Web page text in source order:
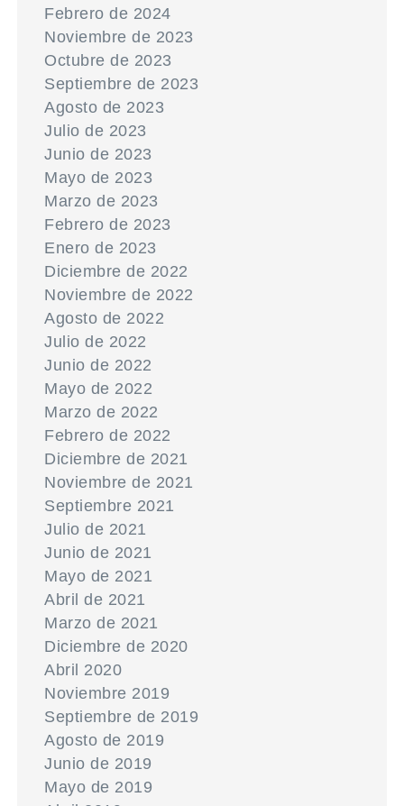
Febrero de 2024
Noviembre de 2023
Octubre de 2023
Septiembre de 2023
Agosto de 2023
Julio de 2023
Junio de 2023
Mayo de 2023
Marzo de 2023
Febrero de 2023
Enero de 2023
Diciembre de 2022
Noviembre de 2022
Agosto de 2022
Julio de 2022
Junio de 2022
Mayo de 2022
Marzo de 2022
Febrero de 2022
Diciembre de 2021
Noviembre de 2021
Septiembre 2021
Julio de 2021
Junio de 2021
Mayo de 2021
Abril de 2021
Marzo de 2021
Diciembre de 2020
Abril 2020
Noviembre 2019
Septiembre de 2019
Agosto de 2019
Junio de 2019
Mayo de 2019